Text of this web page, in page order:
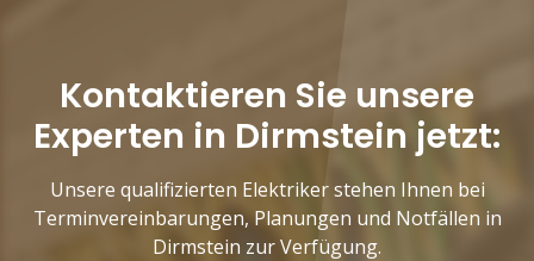
Kontaktieren Sie unsere
Experten in Dirmstein jetzt:
Unsere qualifizierten Elektriker stehen Ihnen bei
Terminvereinbarungen, Planungen und Notfällen in
Dirmstein zur Verfügung.